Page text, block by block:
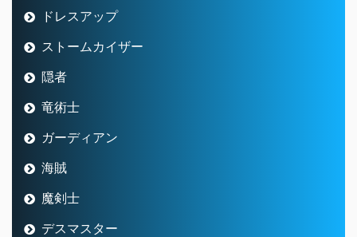
ドレスアップ
ストームカイザー
隠者
竜術士
ガーディアン
海賊
魔剣士
デスマスター